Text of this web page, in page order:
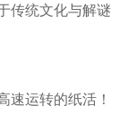
传统文化与解谜
速运转的纸活！